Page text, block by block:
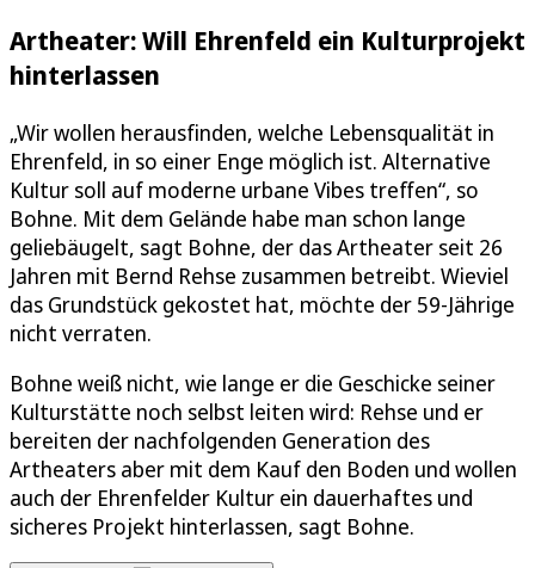
Artheater: Will Ehrenfeld ein Kulturprojekt
hinterlassen
„Wir wollen herausfinden, welche Lebensqualität in
Ehrenfeld, in so einer Enge möglich ist. Alternative
Kultur soll auf moderne urbane Vibes treffen“, so
Bohne. Mit dem Gelände habe man schon lange
geliebäugelt, sagt Bohne, der das Artheater seit 26
Jahren mit Bernd Rehse zusammen betreibt. Wieviel
das Grundstück gekostet hat, möchte der 59-Jährige
nicht verraten.
Bohne weiß nicht, wie lange er die Geschicke seiner
Kulturstätte noch selbst leiten wird: Rehse und er
bereiten der nachfolgenden Generation des
Artheaters aber mit dem Kauf den Boden und wollen
auch der Ehrenfelder Kultur ein dauerhaftes und
sicheres Projekt hinterlassen, sagt Bohne.